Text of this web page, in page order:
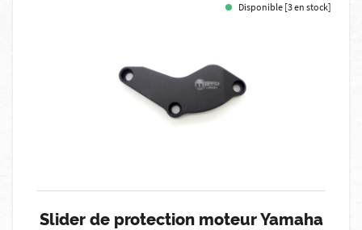
Disponible [3 en stock]
Slider de protection moteur Yamaha